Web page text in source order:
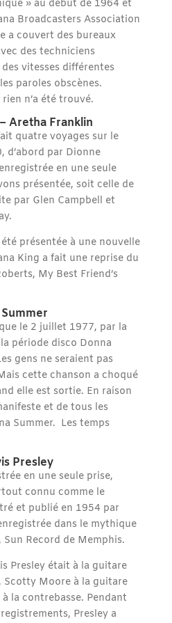
» au début de 1964 et
Broadcasters Association
a couvert des bureaux
des techniciens
vitesses différentes
paroles obscènes.
n’a été trouvé.
Aretha Franklin
quatre voyages sur le
d’abord par Dionne
en une seule
présentée, soit celle de
par Glen Campbell et
présentée à une nouvelle
King a fait une reprise du
My Best Friend’s
le 2 juillet 1977, par la
période disco Donna
gens ne seraient pas
cette chanson a choqué
elle est sortie. En raison
et de tous les
Summer. Les temps
Presley
en une seule prise,
connu comme le
et publié en 1954 par
dans le mythique
Record de Memphis.
Presley était à la guitare
Moore à la guitare
la contrebasse. Pendant
Presley a